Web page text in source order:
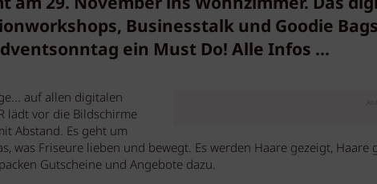
Businesstalk und Goodie
ein Must Do! Alle Infos ...
auf allen digitalen
lädt vor die Bildschirme
Abstand. Es geht um
was Friseure lieben und bewegt. Es werden Haare gezeigt, Haare
Gutscheine und Angebote dazu.